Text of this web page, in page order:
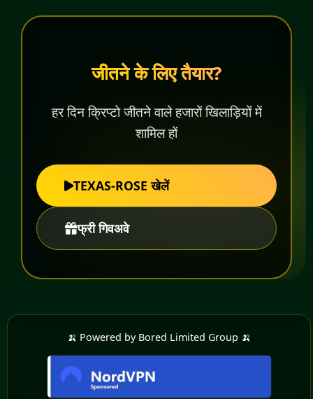
जीतने के लिए तैयार?
हर दिन क्रिप्टो जीतने वाले हजारों खिलाड़ियों में
शामिल हों
TEXAS-ROSE खेलें
फ्री गिवअवे
🍌 Powered by Bored Limited Group 🍌